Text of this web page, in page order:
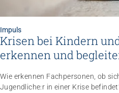
Impuls
Krisen bei Kindern
erkennen und
Wie erkennen Fachpersonen, ob
Jugendliche:r in einer Krise